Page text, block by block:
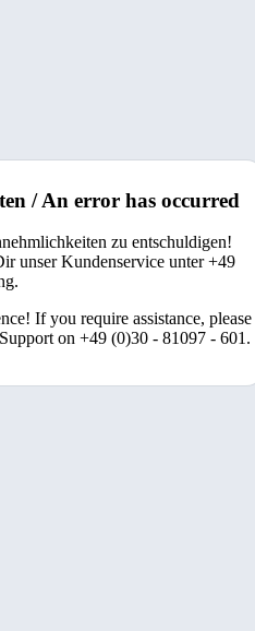
/ An error has occurred
zu entschuldigen!
unser Kundenservice unter +49
If you require assistance, please
on +49 (0)30 - 81097 - 601.